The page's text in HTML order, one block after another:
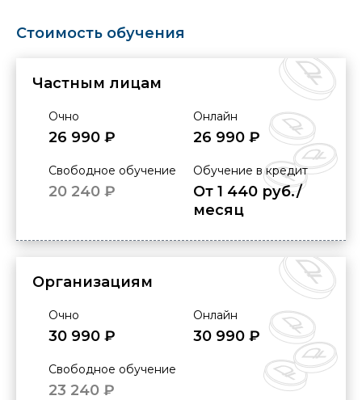
Стоимость обучения
Частным лицам
Очно
26 990 ₽
Онлайн
26 990 ₽
Свободное обучение
20 240 ₽
Обучение в кредит
От 1 440 руб./
месяц
Организациям
Очно
30 990 ₽
Онлайн
30 990 ₽
Свободное обучение
23 240 ₽